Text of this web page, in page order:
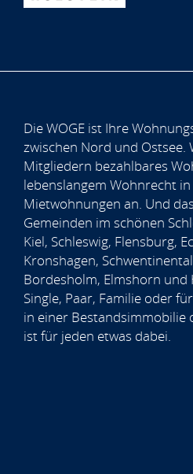
Die WOGE ist Ihre
zwischen Nord und Ostsee.
Mitgliedern bezahlbares
lebenslangem Wohnrecht
Mietwohnungen an. Und
Gemeinden im schönen
Kiel, Schleswig, Flensburg,
Kronshagen,
Bordesholm, Elmshorn und
Single, Paar, Familie oder
in einer Bestandsimmobilie
ist für jeden etwas dabei.